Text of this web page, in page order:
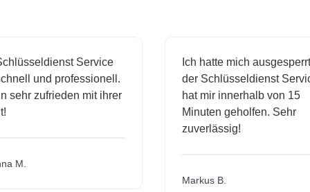
Service
und professionell.
zufrieden mit ihrer
M.
Ich hatte mich ausgesperrt
der Schlüsseldienst Service
hat mir innerhalb von 15
Minuten geholfen. Sehr
zuverlässig!
Markus B.